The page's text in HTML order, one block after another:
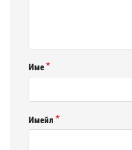
Име
Имейл